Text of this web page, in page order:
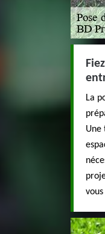
La
Une